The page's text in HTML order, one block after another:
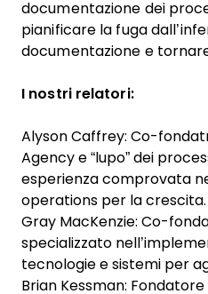
documentazione dei
pianificare la fuga
documentazione e
I nostri relatori:
Alyson Caffrey: Co-
Agency e “lupo” dei
esperienza comprovata
operations per la crescita.
Gray MacKenzie: Co-
specializzato
tecnologie e sistemi per
Brian Kessman: